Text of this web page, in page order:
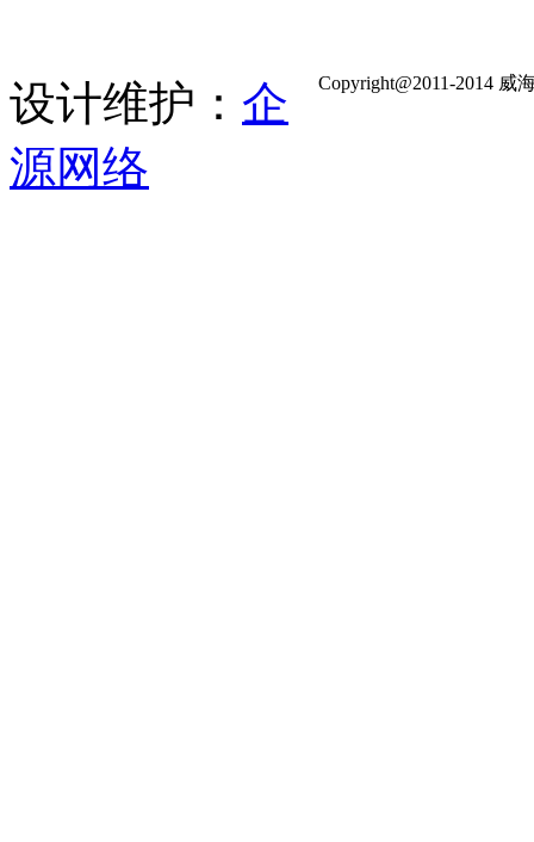
Copyright@2011-2014
设计维护： 企
源网络